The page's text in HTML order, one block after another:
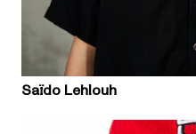
Saïdo Lehlouh